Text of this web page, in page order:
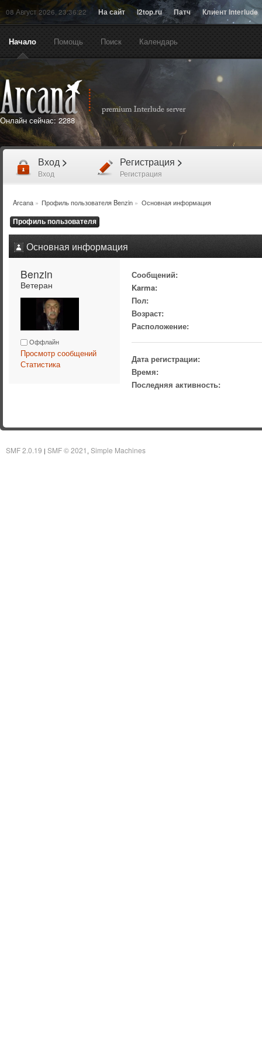
08 Август 2026, 23:36:22 На сайт l2top.ru Патч Клиент Interlude
Начало Помощь Поиск Календарь
Онлайн сейчас: 2288
Вход >
Вход
Регистрация >
Регистрация
Arcana» Профиль пользователя Benzin » Основная информация
Профиль пользователя
Основная информация
Benzin
Ветеран
Оффлайн
Просмотр сообщений
Статистика
Сообщений:
Karma:
Пол:
Возраст:
Расположение:
Дата регистрации:
Время:
Последняя активность:
SMF 2.0.19 | SMF © 2021 Simple Machines